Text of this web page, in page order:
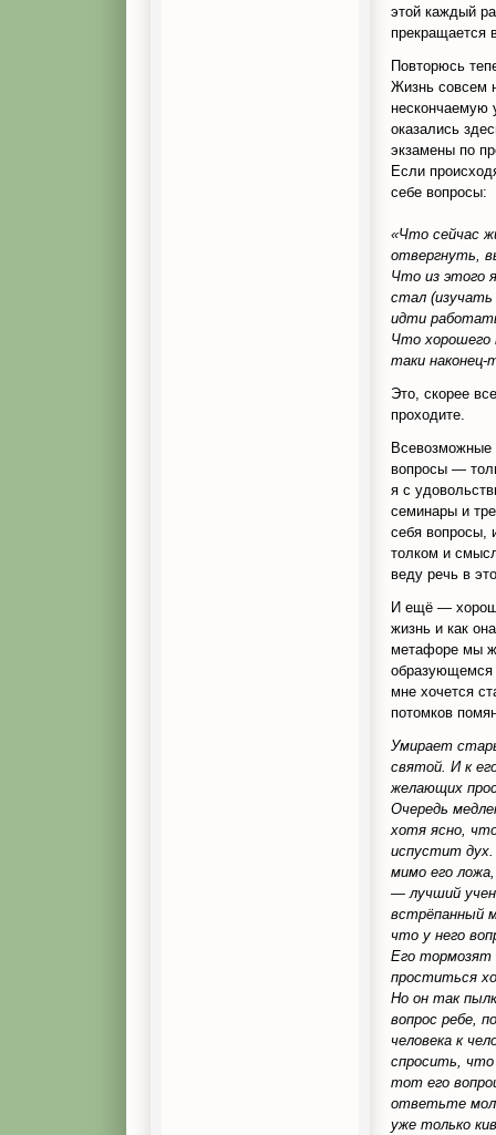
этой каждый
прекращается
Повторюсь
Жизнь совсем
нескончаемую
оказались
экзамены по
Если
себе вопросы:
«Что сейчас
отвергнуть,
Что из этого
стал
идти
Что хорошего
таки наконец-
Это, скорее
проходите.
Всевозможные
вопросы —
я с
семинары и
себя вопросы,
толком и
веду речь в
И ещё —
жизнь и как
метафоре мы
образующемся
мне хочется
потомков
Умирает
святой. И к
желающих
Очередь
хотя ясно,
испустит
мимо его
— лучший
встрёпанный
что у него
Его тормозят
проститься
Но он так
вопрос ребе,
человека к
спросить, что
тот его
ответьте
уже только